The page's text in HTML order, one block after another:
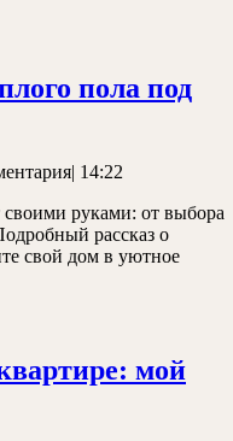
пола под
| 14:22
своими руками: от выбора
рассказ о
свой дом в уютное
мой